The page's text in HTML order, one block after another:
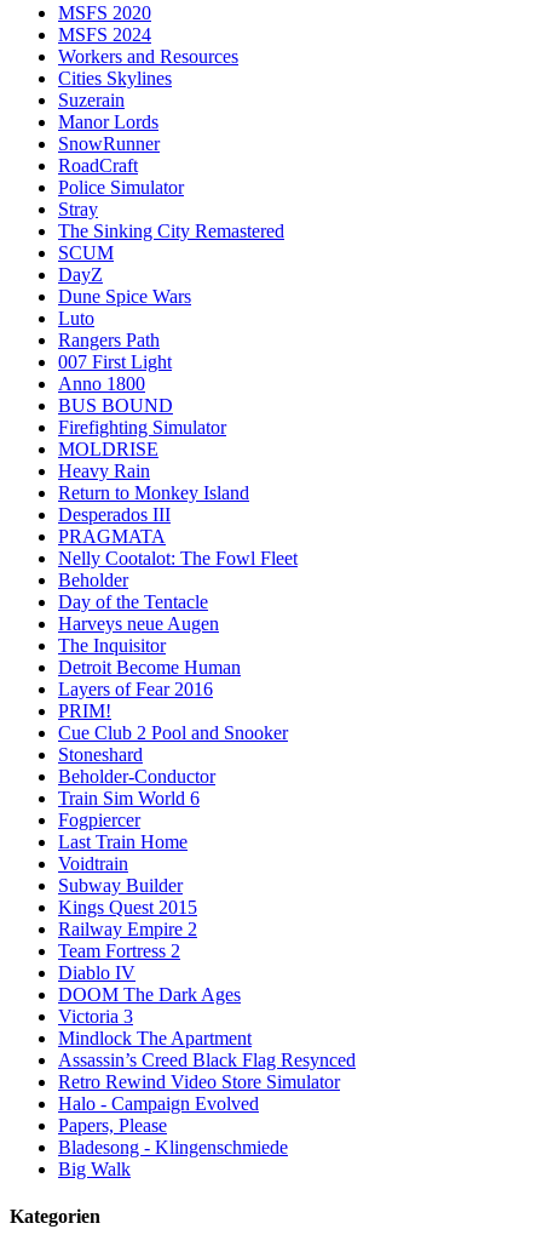
MSFS 2020
MSFS 2024
Workers and Resources
Cities Skylines
Suzerain
Manor Lords
SnowRunner
RoadCraft
Police Simulator
Stray
The Sinking City Remastered
SCUM
DayZ
Dune Spice Wars
Luto
Rangers Path
007 First Light
Anno 1800
BUS BOUND
Firefighting Simulator
MOLDRISE
Heavy Rain
Return to Monkey Island
Desperados III
PRAGMATA
Nelly Cootalot: The Fowl Fleet
Beholder
Day of the Tentacle
Harveys neue Augen
The Inquisitor
Detroit Become Human
Layers of Fear 2016
PRIM!
Cue Club 2 Pool and Snooker
Stoneshard
Beholder-Conductor
Train Sim World 6
Fogpiercer
Last Train Home
Voidtrain
Subway Builder
Kings Quest 2015
Railway Empire 2
Team Fortress 2
Diablo IV
DOOM The Dark Ages
Victoria 3
Mindlock The Apartment
Assassin’s Creed Black Flag Resynced
Retro Rewind Video Store Simulator
Halo - Campaign Evolved
Papers, Please
Bladesong - Klingenschmiede
Big Walk
Kategorien